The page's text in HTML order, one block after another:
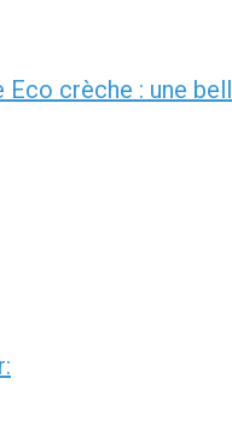
Eco crèche : une